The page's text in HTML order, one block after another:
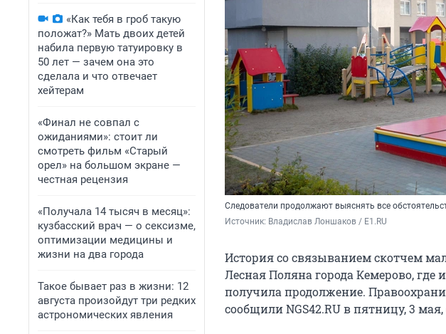
«Как тебя в гроб такую
положат?» Мать двоих детей
набила первую татуировку в
50 лет — зачем она это
сделала и что отвечает
хейтерам
«Финал не совпал с
ожиданиями»: стоит ли
смотреть фильм «Старый
орел» на большом экране —
честная рецензия
«Получала 14 тысяч в месяц»:
кузбасский врач — о сексизме,
оптимизации медицины и
жизни на два города
Такое бывает раз в жизни: 12
августа произойдут три редких
астрономических явления
Следователи продолжают выяснять все
Источник: Владислав Лоншаков / E1.RU
История со связыванием скотчем
Лесная Поляна города Кемерово,
получила продолжение.
сообщили NGS42.RU в пятницу, 3